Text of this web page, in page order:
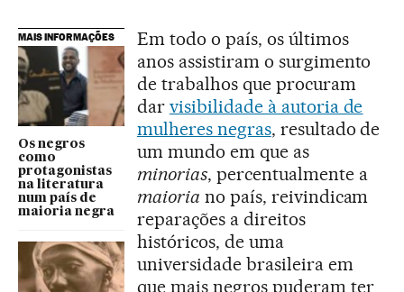
MAIS INFORMAÇÕES
Os negros
como
protagonistas
na literatura
num país de
maioria negra
Em todo o país, os últimos
anos assistiram o surgimento
de trabalhos que procuram
dar visibilidade à autoria de
mulheres negras, resultado de
um mundo em que as
minorias, percentualmente a
maioria no país, reivindicam
reparações a direitos
históricos, de uma
universidade brasileira em
que mais negros puderam ter